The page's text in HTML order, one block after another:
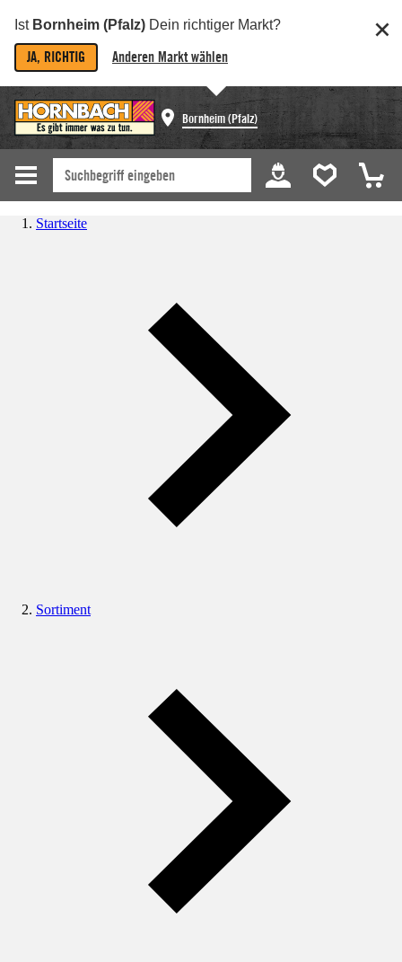
Ist Bornheim (Pfalz) Dein richtiger Markt?
JA, RICHTIG Anderen Markt wählen
Bornheim (Pfalz)
Startseite
Sortiment